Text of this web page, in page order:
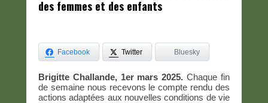
des femmes et des enfants
Facebook Twitter Bluesky
Brigitte Challande, 1er mars 2025.Chaque fin
de semaine nous recevons le compte rendu des
actions adaptées aux nouvelles conditions de vie